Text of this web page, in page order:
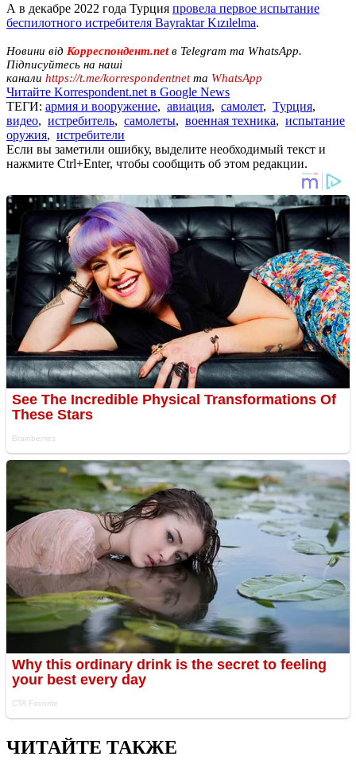
А в декабре 2022 года Турция провела первое испытание
беспилотного истребителя Bayraktar Kızılelma.
Новини від Корреспондент.netв Telegram та WhatsApp.
Підписуйтесь на наші
канали https://t.me/korrespondentnetта WhatsApp
Читайте Korrespondent.net в Google News
ТЕГИ: армия и вооружение, авиация, самолет, Турция,
видео, истребитель, самолеты, военная техника, испытание
оружия, истребители
Если вы заметили ошибку, выделите необходимый текст и
нажмите Ctrl+Enter, чтобы сообщить об этом редакции.
ЧИТАЙТЕ ТАКЖЕ